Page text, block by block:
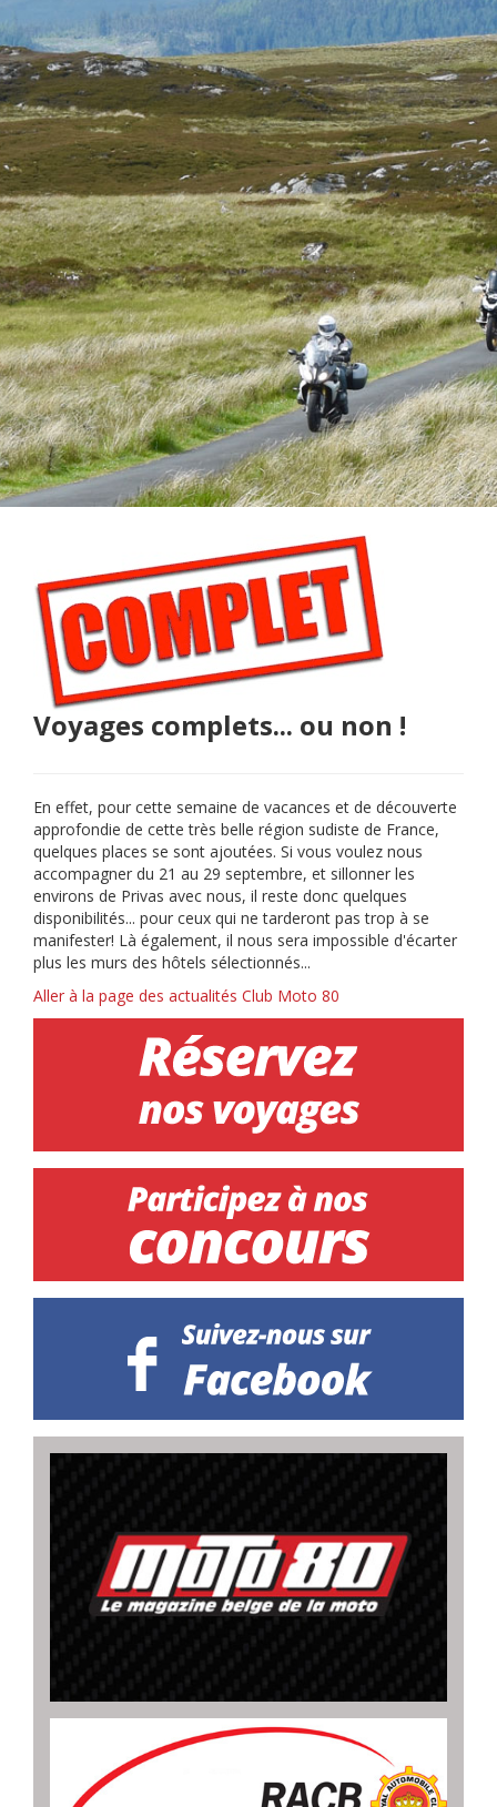
Voyages complets... ou non !
En effet, pour cette semaine de vacances et de découverte
approfondie de cette très belle région sudiste de France,
quelques places se sont ajoutées. Si vous voulez nous
accompagner du 21 au 29 septembre, et sillonner les
environs de Privas avec nous, il reste donc quelques
disponibilités... pour ceux qui ne tarderont pas trop à se
manifester! Là également, il nous sera impossible d'écarter
plus les murs des hôtels sélectionnés...
Aller à la page des actualités Club Moto 80